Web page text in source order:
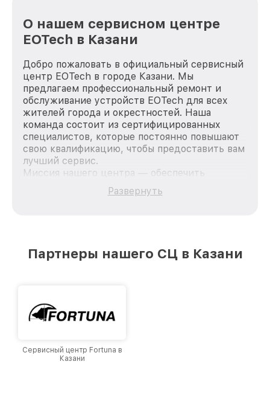
О нашем сервисном центре
EOTech в Казани
Добро пожаловать в официальный сервисный
центр EOTech в городе Казани. Мы
предлагаем профессиональный ремонт и
обслуживание устройств EOTech для всех
жителей города и окрестностей. Наша
команда состоит из сертифицированных
специалистов, которые постоянно повышают
свою квалификацию, чтобы предоставить вам
лучший сервис.
Миссия нашего центра — обеспечить
качественный и доступный ремонт для
каждого пользователя продукции EOTech, вне
лучшим сервисным центром EOTech в городе
Развернуть
Партнеры нашего СЦ в Казани
Сервисный центр Fortuna в
Казани